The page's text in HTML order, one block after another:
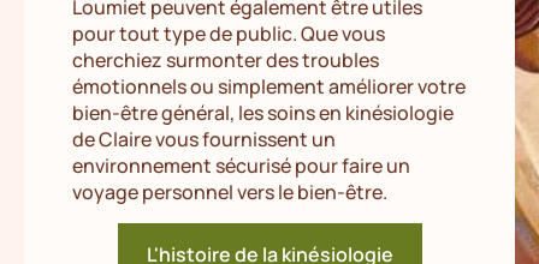
Loumiet peuvent également être utiles
pour tout type de public. Que vous
cherchiez surmonter des troubles
émotionnels ou simplement améliorer votre
bien-être général, les soins en kinésiologie
de Claire vous fournissent un
environnement sécurisé pour faire un
voyage personnel vers le bien-être.
L'histoire de la kinésiologie